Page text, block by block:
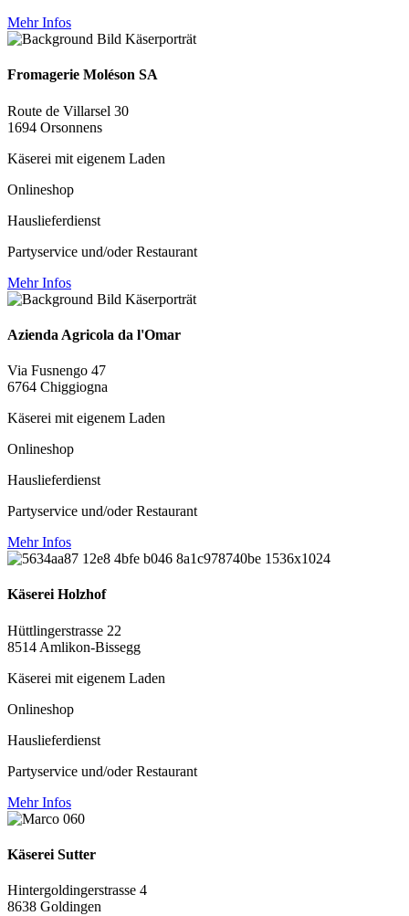
Mehr Infos
Fromagerie Moléson SA
Route de Villarsel 30
1694 Orsonnens
Käserei mit eigenem Laden
Onlineshop
Hauslieferdienst
Partyservice und/oder Restaurant
Mehr Infos
Azienda Agricola da l'Omar
Via Fusnengo 47
6764 Chiggiogna
Käserei mit eigenem Laden
Onlineshop
Hauslieferdienst
Partyservice und/oder Restaurant
Mehr Infos
Käserei Holzhof
Hüttlingerstrasse 22
8514 Amlikon-Bissegg
Käserei mit eigenem Laden
Onlineshop
Hauslieferdienst
Partyservice und/oder Restaurant
Mehr Infos
Käserei Sutter
Hintergoldingerstrasse 4
8638 Goldingen